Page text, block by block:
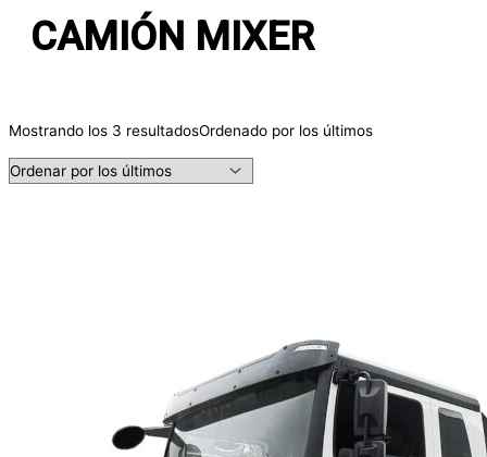
CAMIÓN MIXER
Mostrando los 3 resultadosOrdenado por los últimos